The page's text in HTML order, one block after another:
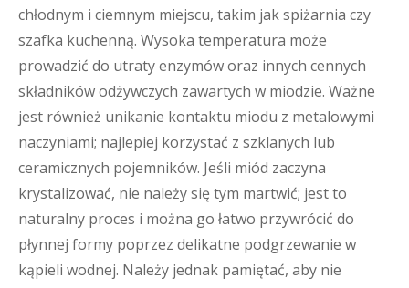
chłodnym i ciemnym miejscu, takim jak spiżarnia czy
szafka kuchenną. Wysoka temperatura może
prowadzić do utraty enzymów oraz innych cennych
składników odżywczych zawartych w miodzie. Ważne
jest również unikanie kontaktu miodu z metalowymi
naczyniami; najlepiej korzystać z szklanych lub
ceramicznych pojemników. Jeśli miód zaczyna
krystalizować, nie należy się tym martwić; jest to
naturalny proces i można go łatwo przywrócić do
płynnej formy poprzez delikatne podgrzewanie w
kąpieli wodnej. Należy jednak pamiętać, aby nie